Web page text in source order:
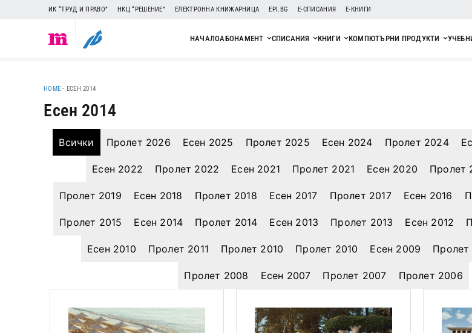
ИК “ТРУД И ПРАВО” НКЦ “РЕШЕНИЕ” ЕЛЕКТРОННА КНИЖАРНИЦА EPI.BG Е-СПИСАНИЯ Е-КНИГИ
НАЧАЛОАБОНАМЕНТ СПИСАНИЯ КНИГИ КОМПЮТЪРНИ ПРОДУКТИ
HOME - ЕСЕН 2014
Есен 2014
Всички Пролет 2026 Есен 2025 Пролет 2025 Есен 2024 Пролет 2024
Есен 2022 Пролет 2022 Есен 2021 Пролет 2021 Есен 2020 Пролет
Пролет 2019 Есен 2018 Пролет 2018 Есен 2017 Пролет 2017 Есен 2016
Пролет 2015 Есен 2014 Пролет 2014 Есен 2013 Пролет 2013 Есен 2012
Есен 2010 Пролет 2011 Пролет 2010 Пролет 2010 Есен 2009 Пролет
Пролет 2008 Есен 2007 Пролет 2007 Пролет 2006